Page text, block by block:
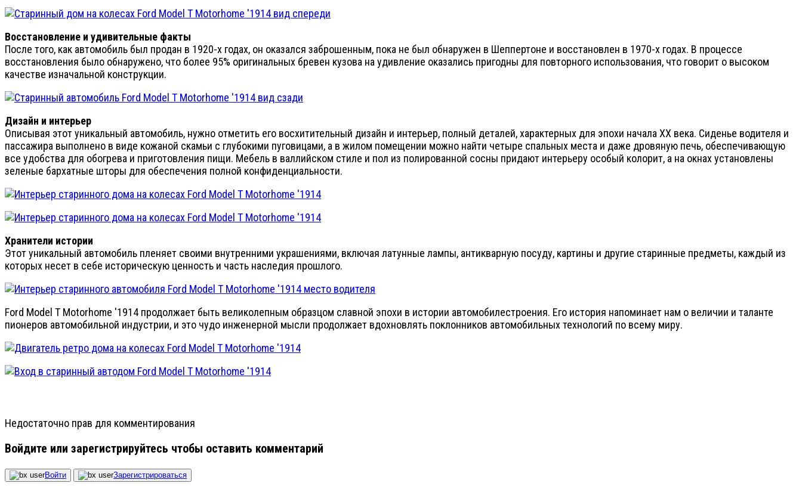
Восстановление и удивительные факты
После того, как автомобиль был продан в 1920-х годах, он оказался заброшенным, пока не был обнаружен в Шеппертоне и восстановлен в 1970-х годах. В процессе
восстановления было обнаружено, что более 95% оригинальных бревен кузова на удивление оказались пригодны для повторного использования, что говорит о высоком
качестве изначальной конструкции.
Дизайн и интерьер
Описывая этот уникальный автомобиль, нужно отметить его восхитительный дизайн и интерьер, полный деталей, характерных для эпохи начала XX века. Сиденье водителя и
пассажира выполнено в виде кожаной скамьи с глубокими пуговицами, а в жилом помещении можно найти четыре спальных места и даже дровяную печь, обеспечивающую
все удобства для обогрева и приготовления пищи. Мебель в валлийском стиле и пол из полированной сосны придают интерьеру особый колорит, а на окнах установлены
зеленые бархатные шторы для обеспечения полной конфиденциальности.
Хранители истории
Этот уникальный автомобиль пленяет своими внутренними украшениями, включая латунные лампы, антикварную посуду, картины и другие старинные предметы, каждый из
которых несет в себе историческую ценность и часть наследия прошлого.
Ford Model T Motorhome '1914 продолжает быть великолепным образцом славной эпохи в истории автомобилестроения. Его история напоминает нам о величии и таланте
пионеров автомобильной индустрии, и это чудо инженерной мысли продолжает вдохновлять поклонников автомобильных технологий по всему миру.
Недостаточно прав для комментирования
Войдите или зарегистрируйтесь чтобы оставить комментарий
Войти Зарегистрироваться